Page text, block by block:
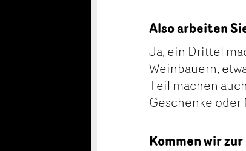
Also arbeiten
Ja, ein Drittel
Weinbauern,
Teil machen
Geschenke oder
Kommen wir